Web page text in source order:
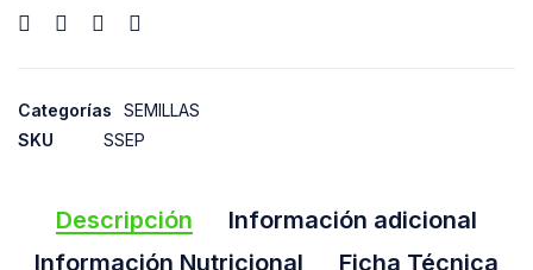
Categorías
SEMILLAS
SKU
SSEP
Descripción
Información adicional
Información Nutricional
Ficha Técnica